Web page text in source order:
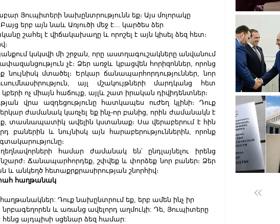
Յուպիտերի նախընտրությունն եք։ Այս մոլորակը
երբ այն նաև Առյուծի մեջ է... կարծես ձեր
շահել է վիճակախաղը և որոշել է այն կիսել ձեզ հետ։
կսկսվի մի շրջան, որը աստղագուշակները անվանում
չէ։ Ձեր առջև կբացվեն հորիզոններ, որոնց
նույնիսկ մտածել։ Երկար ճանապարհորդություններ, նոր
այլ մշակույթների մարդկանց հետ
ոչ միայն հաճույք, այլև շատ իրական դիվիդենտներ։
վրա ազդեցությունը հատկապես ուժեղ կլինի։ Դուք
ժամանակ կառչել եք ինչ-որ բանից, որին ժամանակն է
տասնապատիկ ավելին կստանաք։ Սա վերաբերում է հին
բաներին և նույնիսկ այն հարաբերություններին, որոնք
համար ժամանակ են՝ ընդլայնելու իրենց
Ճանապարհորդեք, շփվեք և փորձեք նոր բաներ։ Ձեր
և անկեղծ հետաքրքրասիրության շնորհիվ։
հաղթանակ
հաղթանակներ: Դուք նախընտրում եք, երբ ամեն ինչ իր
նրբագեղորեն և առանց ավելորդ աղմուկի: Դե, Յուպիտերը
այդպիսի սցենար ձեզ համար: